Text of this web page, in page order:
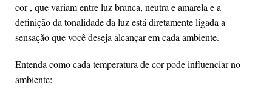
cor , que variam entre luz branca, neutra e amarela e a
definição da tonalidade da luz está diretamente ligada a
sensação que você deseja alcançar em cada ambiente.
Entenda como cada temperatura de cor pode influenciar no
ambiente: